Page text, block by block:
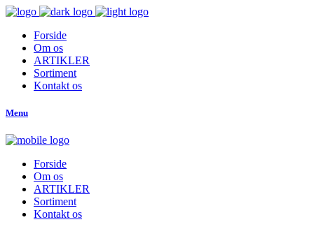
Forside
Om os
ARTIKLER
Sortiment
Kontakt os
Menu
Forside
Om os
ARTIKLER
Sortiment
Kontakt os